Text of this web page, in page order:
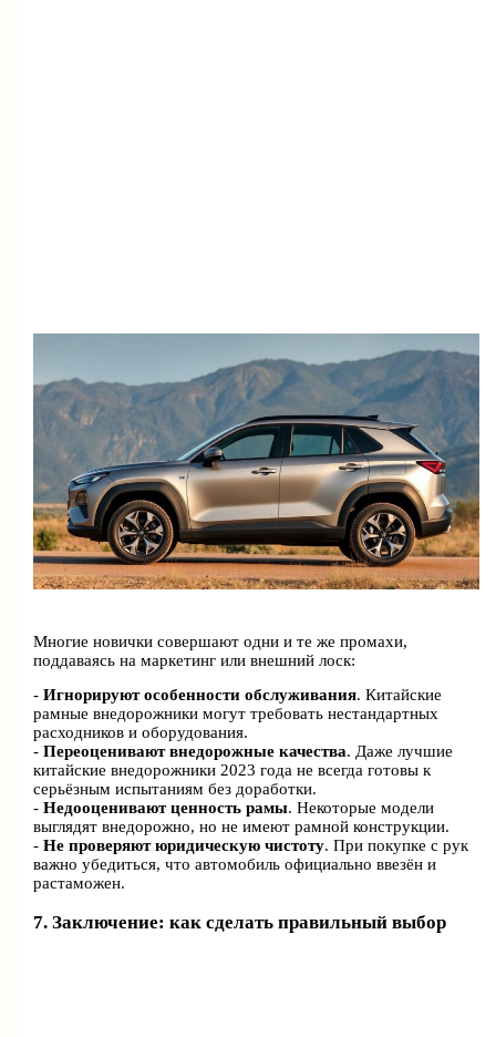
Многие новички совершают одни и те же промахи,
поддаваясь на маркетинг или внешний лоск:
-Игнорируют особенности обслуживания. Китайские
рамные внедорожники могут требовать нестандартных
расходников и оборудования.
-Переоценивают внедорожные качества. Даже лучшие
китайские внедорожники 2023 года не всегда готовы к
серьёзным испытаниям без доработки.
-Недооценивают ценность рамы. Некоторые модели
выглядят внедорожно, но не имеют рамной конструкции.
-Не проверяют юридическую чистоту. При покупке с рук
важно убедиться, что автомобиль официально ввезён и
растаможен.
7. Заключение: как сделать правильный выбор